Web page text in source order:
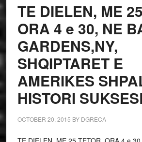
TE DIELEN, ME
ORA 4 e 30, NE
GARDENS,NY,
SHQIPTARET E
AMERIKES
HISTORI
OCTOBER 20, 2015 BY DGRECA